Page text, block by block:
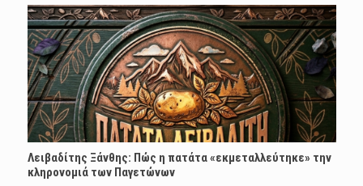
Λειβαδίτης Ξάνθης: Πώς η πατάτα «εκμεταλλεύτηκε» την
κληρονομιά των Παγετώνων